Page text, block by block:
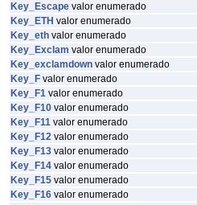
Key_Escape valor enumerado
Key_ETH valor enumerado
Key_eth valor enumerado
Key_Exclam valor enumerado
Key_exclamdown valor enumerado
Key_F valor enumerado
Key_F1 valor enumerado
Key_F10 valor enumerado
Key_F11 valor enumerado
Key_F12 valor enumerado
Key_F13 valor enumerado
Key_F14 valor enumerado
Key_F15 valor enumerado
Key_F16 valor enumerado